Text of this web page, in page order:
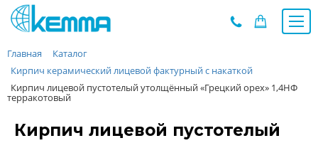
Каталог
Прайс
О заводе
Контакты
Главная
Каталог
Кирпич керамический лицевой фактурный с накаткой
Кирпич лицевой пустотелый утолщённый «Грецкий орех» 1,4НФ
терракотовый
Кирпич лицевой пустотелый